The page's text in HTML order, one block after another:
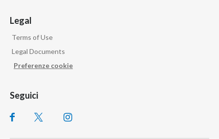
Legal
Terms of Use
Legal Documents
Preferenze cookie
Seguici